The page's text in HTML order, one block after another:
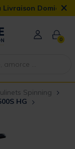
offerte dès 90€
×
0
Spinning
HG